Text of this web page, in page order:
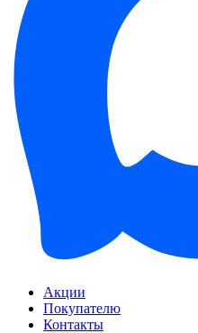
Акции
Покупателю
Контакты